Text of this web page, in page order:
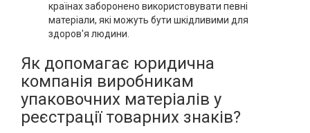
країнах заборонено використовувати певні
матеріали, які можуть бути шкідливими для
здоров'я людини.
Як допомагає юридична
компанія виробникам
упаковочних матеріалів у
реєстрації товарних знаків?